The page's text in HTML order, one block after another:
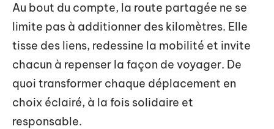
Au bout du compte, la route partagée ne se
limite pas à additionner des kilomètres. Elle
tisse des liens, redessine la mobilité et invite
chacun à repenser la façon de voyager. De
quoi transformer chaque déplacement en
choix éclairé, à la fois solidaire et
responsable.